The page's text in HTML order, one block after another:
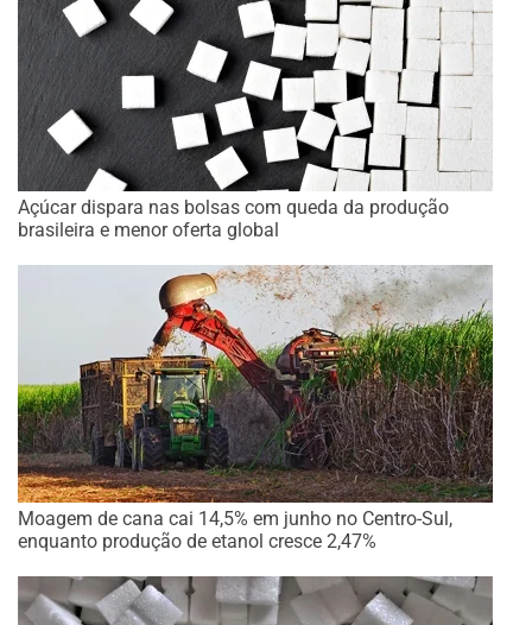
Açúcar dispara nas bolsas com queda da produção
brasileira e menor oferta global
Moagem de cana cai 14,5% em junho no Centro-Sul,
enquanto produção de etanol cresce 2,47%